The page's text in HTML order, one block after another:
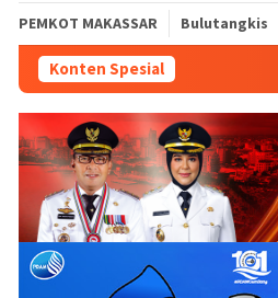
PEMKOT MAKASSAR Bulutangkis
Konten Spesial